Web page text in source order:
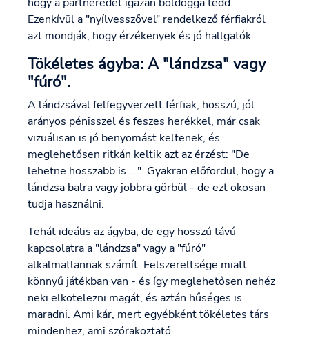
Ezenkívül a "nyílvesszővel" rendelkező férfiakról
azt mondják, hogy érzékenyek és jó hallgatók.
Tökéletes ágyba: A "lándzsa" vagy
"fúró".
A lándzsával felfegyverzett férfiak, hosszú, jól
arányos pénisszel és feszes herékkel, már csak
vizuálisan is jó benyomást keltenek, és
meglehetősen ritkán keltik azt az érzést: "De
lehetne hosszabb is ...". Gyakran előfordul, hogy a
lándzsa balra vagy jobbra görbül - de ezt okosan
tudja használni.
Tehát ideális az ágyba, de egy hosszú távú
kapcsolatra a "lándzsa" vagy a "fúró"
alkalmatlannak számít. Felszereltsége miatt
könnyű játékban van - és így meglehetősen nehéz
neki elkötelezni magát, és aztán hűséges is
maradni. Ami kár, mert egyébként tökéletes társ
mindenhez, ami szórakoztató.